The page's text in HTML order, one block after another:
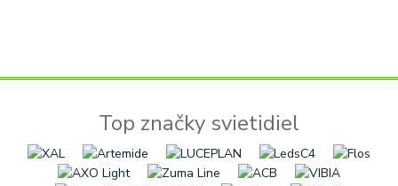
Top značky svietidiel